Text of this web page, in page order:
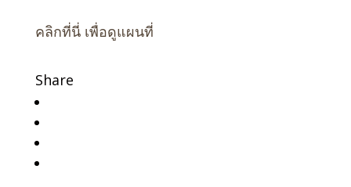
คลิกที่นี่ เพื่อดูแผนที่
Share